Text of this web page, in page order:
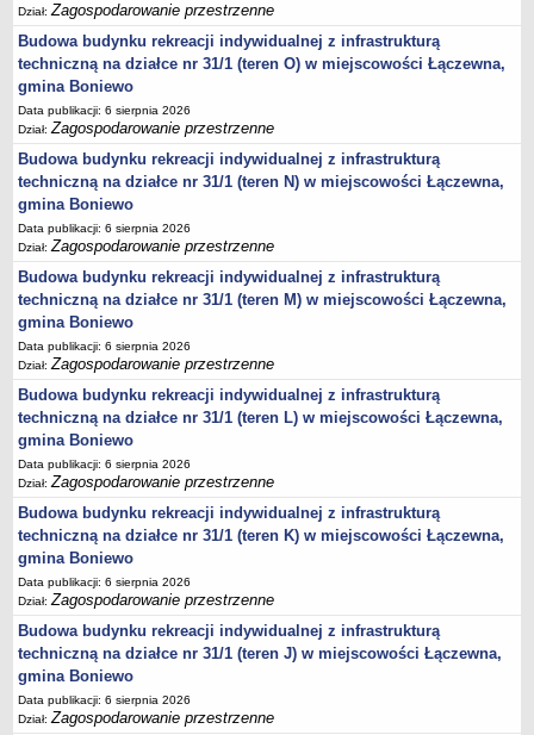
2009
POMOC PUBLICZNA
PUBLICZNIE DOSTĘPNY WYKAZ DANYCH ZAWIERAJĄCYCH INFORMACJE O
ŚRODOWISKU I JEGO OCHRONIE
Pliki do pobrania
Udostepnianie informacji o środowisku
Informacja o wykazie
harmonogram odbioru odpadów
GMINNY KOMITET OCHRONY PAMIĘCI WALK I MĘCZEŃSTWA
Plany pracy
Sprawozdania
PROGRAMY
Startegia Rozwoju Gminy Boniewo 2025-2034
Program Ochrony Środowiska dla Gminy Boniewo na lata 2024-2028
z perspektywą do 2032 roku
Program Gospodarki Odpadami
Gminna komisja Profilaktyki i Rozwiązywania Problemów
alkoholowych
Strategia Rozwiązywania Problemów Społecznych
Program współpracy z organizacjami pozarządowymi
Program profilaktyki i rozwiązywania problemów alkoholowych
Lokalny program rozwoju Gminy Boniewo na lata 2012-2020
PROGRAM USUWANIA AZBESTU I WYROBÓW
ZAWIERAJĄCYCH AZBEST DLA GMINY BONIEWO NA LATA
Dział:Zagospodarowanie przestrzenne
Budowa budynku rekreacji indywidualnej z infrastrukturą
techniczną na działce nr 31/1 (teren O) w miejscowości Łączewna,
gmina Boniewo
Data publikacji: 6 sierpnia 2026
Dział:Zagospodarowanie przestrzenne
Budowa budynku rekreacji indywidualnej z infrastrukturą
techniczną na działce nr 31/1 (teren N) w miejscowości Łączewna,
gmina Boniewo
Data publikacji: 6 sierpnia 2026
Dział:Zagospodarowanie przestrzenne
Budowa budynku rekreacji indywidualnej z infrastrukturą
techniczną na działce nr 31/1 (teren M) w miejscowości Łączewna,
gmina Boniewo
Data publikacji: 6 sierpnia 2026
Dział:Zagospodarowanie przestrzenne
Budowa budynku rekreacji indywidualnej z infrastrukturą
techniczną na działce nr 31/1 (teren L) w miejscowości Łączewna,
gmina Boniewo
Data publikacji: 6 sierpnia 2026
Dział:Zagospodarowanie przestrzenne
Budowa budynku rekreacji indywidualnej z infrastrukturą
techniczną na działce nr 31/1 (teren K) w miejscowości Łączewna,
gmina Boniewo
Data publikacji: 6 sierpnia 2026
Dział:Zagospodarowanie przestrzenne
Budowa budynku rekreacji indywidualnej z infrastrukturą
techniczną na działce nr 31/1 (teren J) w miejscowości Łączewna,
gmina Boniewo
Data publikacji: 6 sierpnia 2026
Dział:Zagospodarowanie przestrzenne